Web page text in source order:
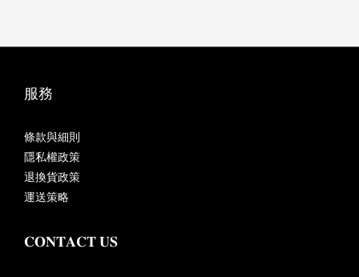
服務
條款與細則
隱私權政策
退換貨政策
運送策略
𝐂𝐎𝐍𝐓𝐀𝐂𝐓 𝐔𝐒